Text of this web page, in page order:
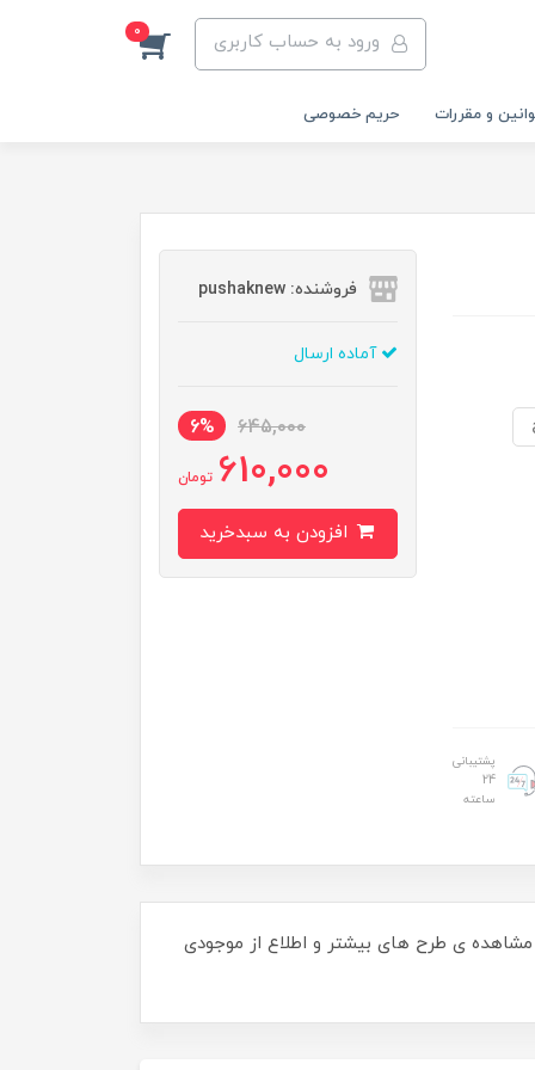
ورود به حساب کاربری 0
و مقررات حریم خصوصی
پشتیبانی
24
ساعته
فروشنده: pushaknew
آماده ارسال
645,000
6%
610,000 تومان
ی طرح های بیشتر و اطلاع از موجودی